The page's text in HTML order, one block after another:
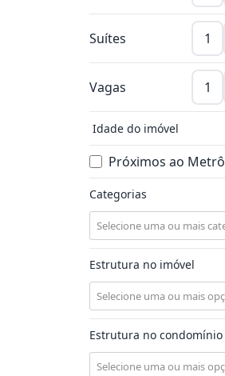
Suítes 1
Vagas 1
Próximos ao Metrô
Categorias
Estrutura no imóvel
Estrutura no condomínio